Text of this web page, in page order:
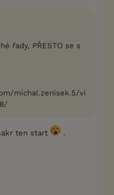
řady, PŘESTO se s
michal.zenisek.5/vi
ten start
.